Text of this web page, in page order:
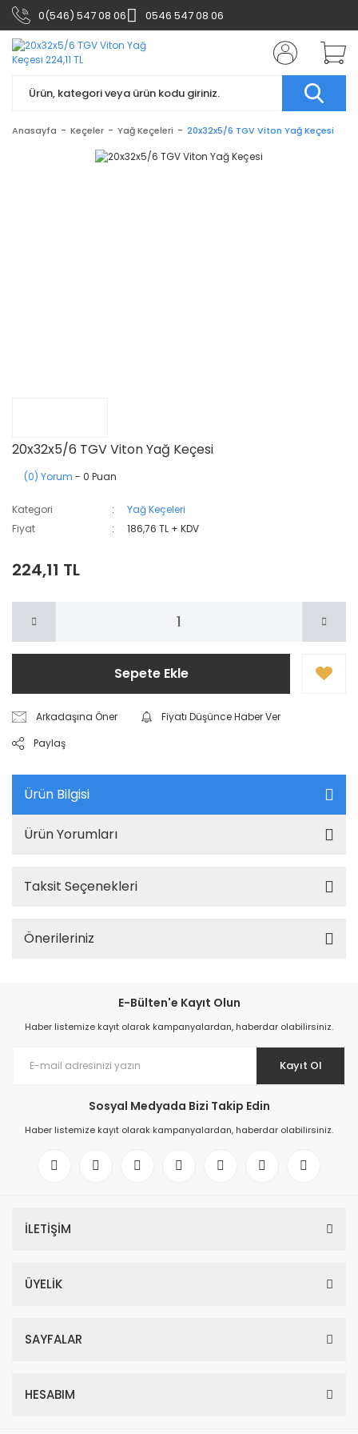
0(546) 547 08 06 0546 547 08 06
Anasayfa Keçeler Yağ Keçeleri 20x32x5/6 TGV Viton Yağ Keçesi
20x32x5/6 TGV Viton Yağ Keçesi
(0) Yorum - 0 Puan
Kategori
Yağ Keçeleri
Fiyat
186,76 TL + KDV
224,11 TL
Sepete Ekle
Arkadaşına Öner
Fiyatı Düşünce Haber Ver
Paylaş
Ürün Bilgisi
Ürün Yorumları
Taksit Seçenekleri
Önerileriniz
E-Bülten'e Kayıt Olun
Haber listemize kayıt olarak kampanyalardan, haberdar olabilirsiniz.
Kayıt Ol
Sosyal Medyada Bizi Takip Edin
Haber listemize kayıt olarak kampanyalardan, haberdar olabilirsiniz.
İLETİŞİM
ÜYELİK
SAYFALAR
HESABIM